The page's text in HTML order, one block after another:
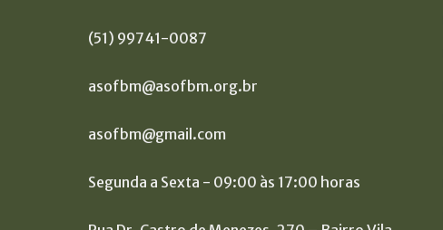
(51) 99741-0087
asofbm@asofbm.org.br
asofbm@gmail.com
Segunda a Sexta - 09:00 às 17:00 horas